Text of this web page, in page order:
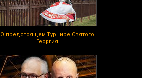
О предстоящем Турнире Святого
Георгия